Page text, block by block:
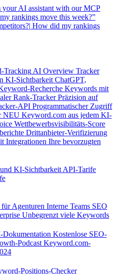
AI assistant with our MCP
rankings move this week?”
How did my rankings
Tracking AI Overview Tracker
KI-Sichtbarkeit ChatGPT,
Recherche Keywords mit
Rank-TrackerPräzision auf
API Programmatischer Zugriff
NEU Keyword.com aus jedem KI-
Wettbewerbsvisibilitäts-Score
Drittanbieter-Verifizierung
Integrationen Ihre bevorzugten
KI-Sichtbarkeit API-Tarife
Agenturen Interne Teams SEO
Unbegrenzt viele Keywords
Dokumentation Kostenlose SEO-
Podcast Keyword.com-
Positions-Checker